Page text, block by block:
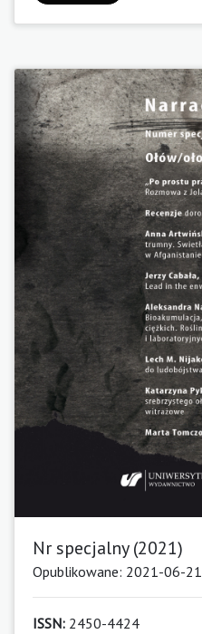
Nr specjalny (2021)
Opublikowane: 2021-06-21
ISSN: 2450-4424